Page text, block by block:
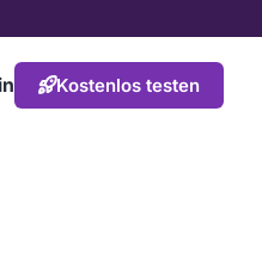
Kostenlos testen